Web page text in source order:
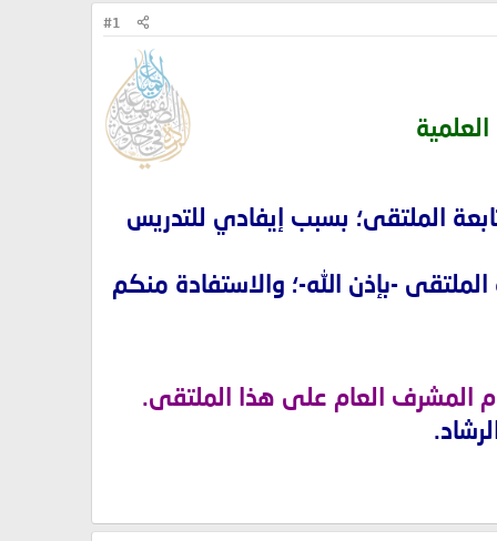
#1
الملتقى؛ بسبب إيفادي للتدريس
-بإذن الله-؛ والاستفادة منكم
المشرف العام على هذا الملتقى.